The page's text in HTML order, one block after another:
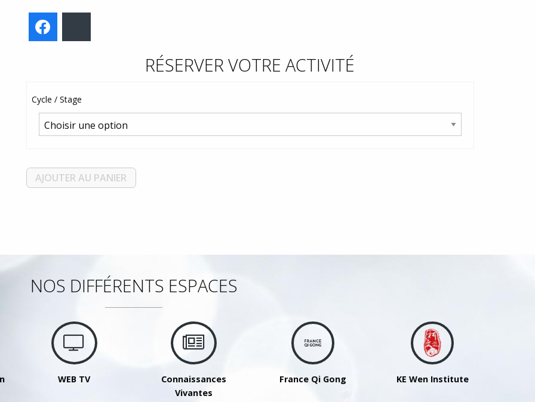
RÉSERVER VOTRE ACTIVITÉ
Cycle / Stage
AJOUTER AU PANIER
NOS DIFFÉRENTS ESPACES
WEB TV
Connaissances
Vivantes
France Qi Gong KE Wen Institute